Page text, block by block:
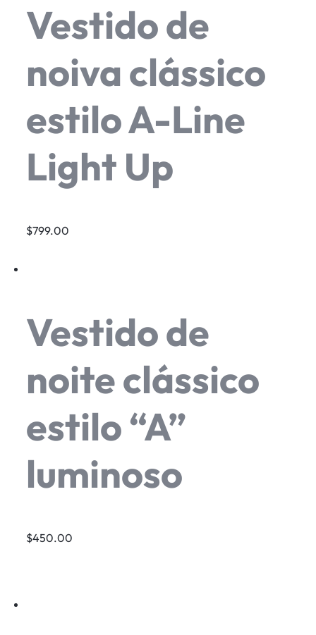
Vestido de
noiva clássico
estilo A-Line
Light Up
$799.00
Vestido de
noite clássico
estilo “A”
luminoso
$450.00